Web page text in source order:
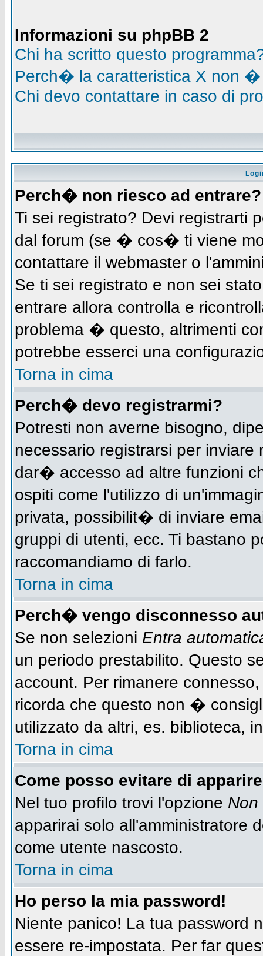
Informazioni su phpBB 2
Chi ha scritto questo
Perch� la caratteristica X non �
Chi devo contattare in caso di
Perch� non riesco ad entrare?
Ti sei registrato? Devi registrarti
dal forum (se � cos� ti viene
contattare il webmaster o
Se ti sei registrato e non sei
entrare allora controlla e
problema � questo, altrimenti
potrebbe esserci una
Torna in cima
Perch� devo registrarmi?
Potresti non averne bisogno,
necessario registrarsi per
dar� accesso ad altre funzioni
ospiti come l'utilizzo di
privata, possibilit� di inviare
gruppi di utenti, ecc. Ti bastano
raccomandiamo di farlo.
Torna in cima
Perch� vengo disconnesso
Se non selezioni Entra
un periodo prestabilito. Questo
account. Per rimanere
ricorda che questo non �
utilizzato da altri, es. biblioteca,
Torna in cima
Come posso evitare di
Nel tuo profilo trovi l'opzione Non
apparirai solo all'amministratore
come utente nascosto.
Torna in cima
Ho perso la mia password!
Niente panico! La tua
essere re-impostata. Per far